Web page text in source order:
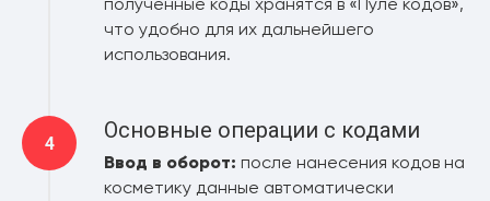
что удобно для их дальнейшего
использования.
Основные операции с кодами
Ввод в оборот: после нанесения кодов на
косметику данные автоматически